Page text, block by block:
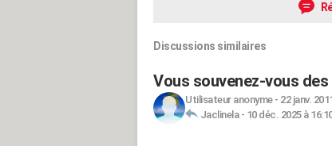
Discussions similaires
Vous souvenez-vous
Utilisateur anonyme- 22 janv.
Jaclinela- 10 déc. 2025 à